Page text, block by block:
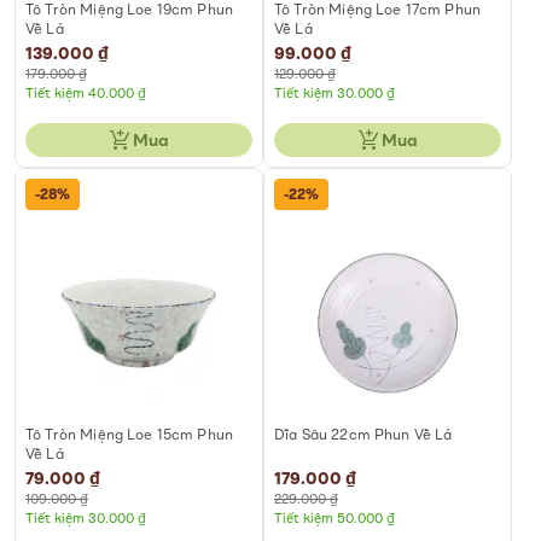
Tô Tròn Miệng Loe 19cm Phun
Vẽ Lá
Special
Price
139.000 ₫
179.000 ₫
Tiết kiệm 40.000 ₫
Mua
Tô Tròn Miệng Loe 17cm Phun
Vẽ Lá
Special
Price
99.000 ₫
129.000 ₫
Tiết kiệm 30.000 ₫
Mua
-28%
Tô Tròn Miệng Loe 15cm Phun
Vẽ Lá
Special
Price
79.000 ₫
109.000 ₫
Tiết kiệm 30.000 ₫
-22%
Dĩa Sâu 22cm Phun Vẽ Lá
Special
Price
179.000 ₫
229.000 ₫
Tiết kiệm 50.000 ₫